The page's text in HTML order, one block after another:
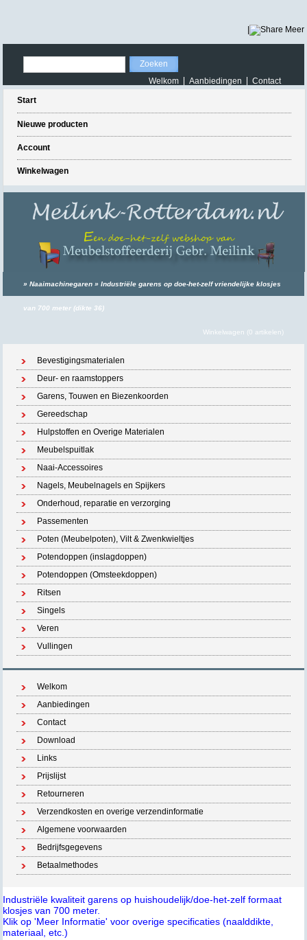
Meer
Welkom Aanbiedingen
Contact
Start
Nieuwe producten
Account
Winkelwagen
»Naaimachinegaren »Industriële garens op doe-het-zelf vriendelijke klosjes
van 700 meter (dikte 36)
Winkelwagen (0 artikelen)
Bevestigingsmaterialen
Deur- en raamstoppers
Garens, Touwen en Biezenkoorden
Gereedschap
Hulpstoffen en Overige Materialen
Meubelspuitlak
Naai-Accessoires
Nagels, Meubelnagels en Spijkers
Onderhoud, reparatie en verzorging
Passementen
Poten (Meubelpoten), Vilt & Zwenkwieltjes
Potendoppen (inslagdoppen)
Potendoppen (Omsteekdoppen)
Ritsen
Singels
Veren
Vullingen
Welkom
Aanbiedingen
Contact
Download
Links
Prijslijst
Retourneren
Verzendkosten en overige verzendinformatie
Algemene voorwaarden
Bedrijfsgegevens
Betaalmethodes
Industriële kwaliteit garens op huishoudelijk/doe-het-zelf formaat
klosjes van 700 meter.
Klik op 'Meer Informatie' voor overige specificaties (naalddikte,
materiaal, etc.)